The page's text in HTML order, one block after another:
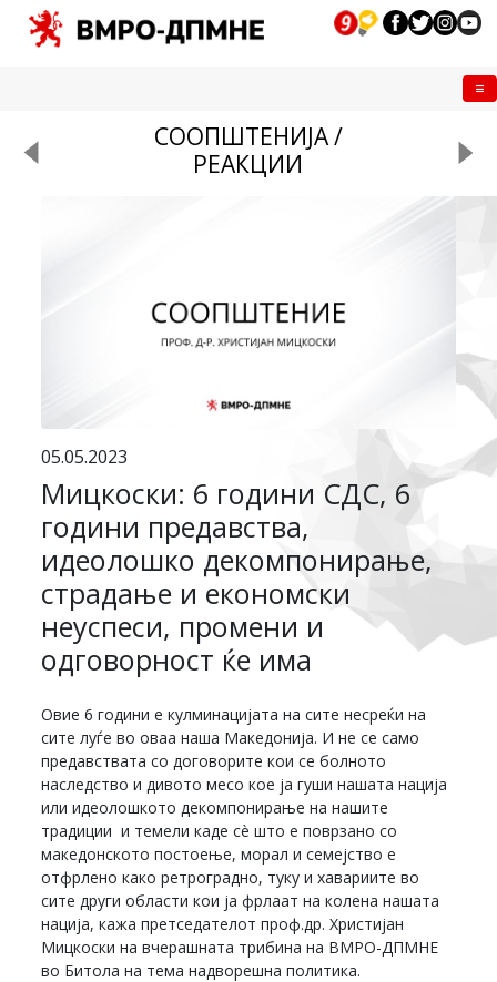
СООПШТЕНИЈА /
РЕАКЦИИ
05.05.2023
Мицкоски: 6 години СДС, 6
години предавства,
идеолошко декомпонирање,
страдање и економски
неуспеси, промени и
одговорност ќе има
Овие 6 години е кулминацијата на сите несреќи на
сите луѓе во оваа наша Македонија. И не се само
предавствата со договорите кои се болното
наследство и дивото месо кое ја гуши нашата нација
или идеолошкото декомпонирање на нашите
традиции и темели каде сè што е поврзано со
македонското постоење, морал и семејство е
отфрлено како ретроградно, туку и хавариите во
сите други области кои ја фрлаат на колена нашата
нација, кажа претседателот проф.др. Христијан
Мицкоски на вчерашната трибина на ВМРО-ДПМНЕ
во Битола на тема надворешна политика.